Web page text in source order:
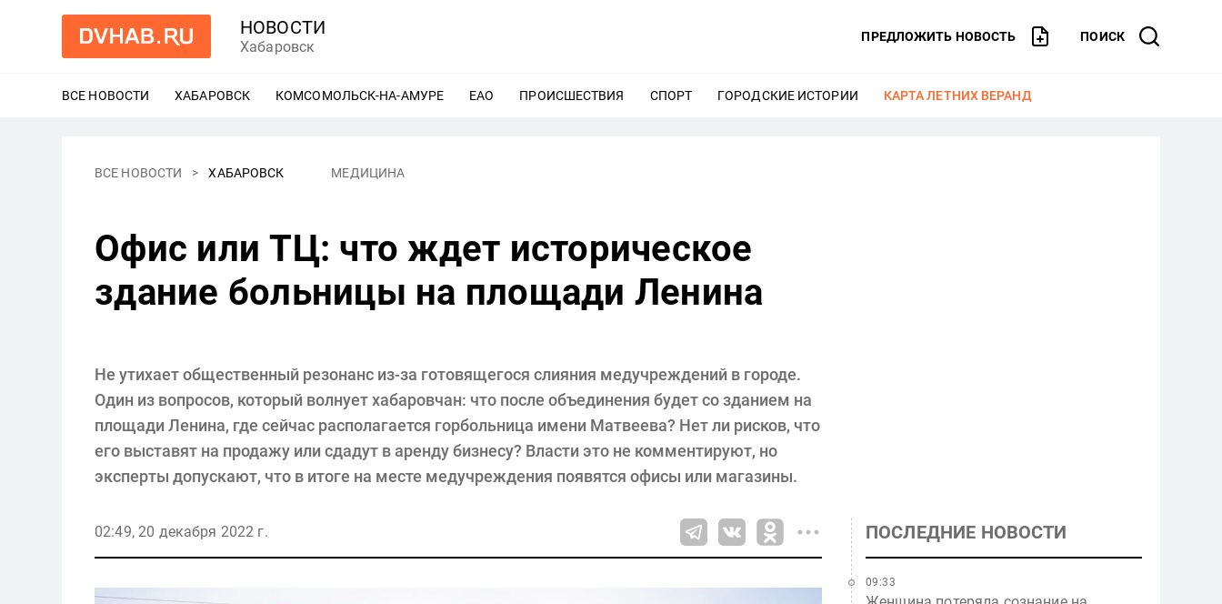
НОВОСТИ
Хабаровск
ПРЕДЛОЖИТЬ НОВОСТЬ ПОИСК
ВСЕ НОВОСТИ ХАБАРОВСК ЕЩЕ
КОМСОМОЛЬСК-НА-АМУРЕ ЕЩЕ
ЕАО ЕЩЕ
ПРОИСШЕСТВИЯ ЕЩЕ
СПОРТ ЕЩЕ
ГОРОДСКИЕ ИСТОРИИ ЕЩЕ
КАРТА ЛЕТНИХ ВЕРАНД
ВСЕ НОВОСТИ ХАБАРОВСК МЕДИЦИНА
Офис или ТЦ: что ждет историческое
здание больницы на площади Ленина
Не утихает общественный резонанс из-за готовящегося слияния медучреждений в городе.
Один из вопросов, который волнует хабаровчан: что после объединения будет со зданием на
площади Ленина, где сейчас располагается горбольница имени Матвеева? Нет ли рисков, что
его выставят на продажу или сдадут в аренду бизнесу? Власти это не комментируют, но
эксперты допускают, что в итоге на месте медучреждения появятся офисы или магазины.
02:49, 20 декабря 2022 г. ПОСЛЕДНИЕ НОВОСТИ
09:33